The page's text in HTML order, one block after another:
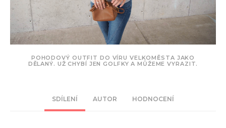
SDÍLENÍ AUTOR HODNOCENÍ
POHODOVÝ OUTFIT DO VÍRU VELKOMĚSTA JAKO
DĚLANÝ. UŽ CHYBÍ JEN GOLFKY A MŮŽEME VYRAZIT.